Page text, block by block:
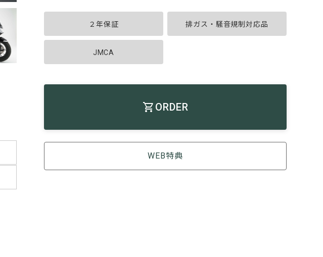
２年保証 排ガス・騒音規制対応品
JMCA
ORDER
WEB特典